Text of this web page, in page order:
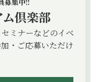
倶楽部
ミナーなどのイベ
・ご応募いただけ